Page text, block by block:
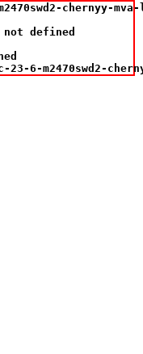
chernyy-mva-
not defined
23-6-m2470swd2-